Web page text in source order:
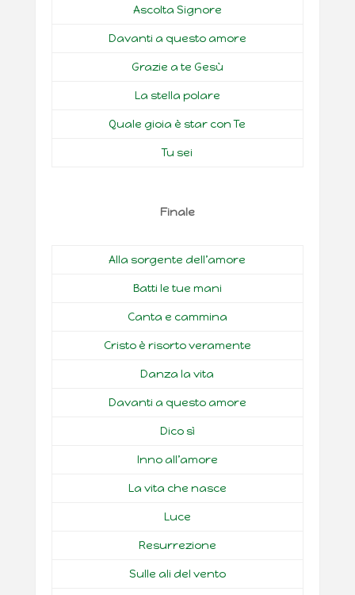
Ascolta Signore
Davanti a questo amore
Grazie a te Gesù
La stella polare
Quale gioia è star con Te
Tu sei
Finale
Alla sorgente dell’amore
Batti le tue mani
Canta e cammina
Cristo è risorto veramente
Danza la vita
Davanti a questo amore
Dico sì
Inno all’amore
La vita che nasce
Luce
Resurrezione
Sulle ali del vento